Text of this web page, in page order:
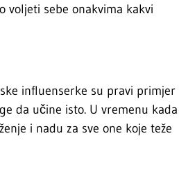
voljeti sebe onakvima kakvi
influenserke su pravi primjer
da učine isto. U vremenu kada
i nadu za sve one koje teže